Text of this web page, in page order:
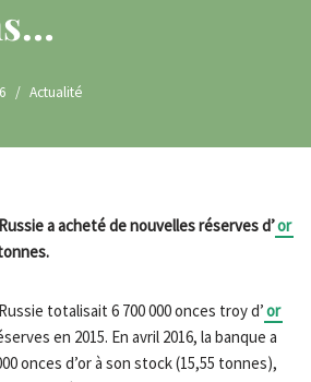
Actualité
a acheté de nouvelles réserves d’or
totalisait 6 700 000 onces troy d’or
en 2015. En avril 2016, la banque a
onces d’or à son stock (15,55 tonnes),